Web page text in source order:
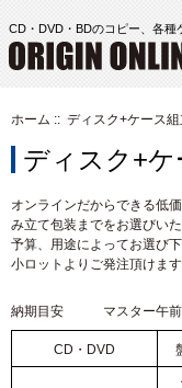
CD・DVD・BDのコピー、各種
ホーム :: ディスク+ケース組
ディスク+ケ
オンラインだからできる低
み立て包装までをお選びい
予算、用途によってお選び下
小ロットよりご発注頂けます
納期目安 マスター午前中
CD・DVD